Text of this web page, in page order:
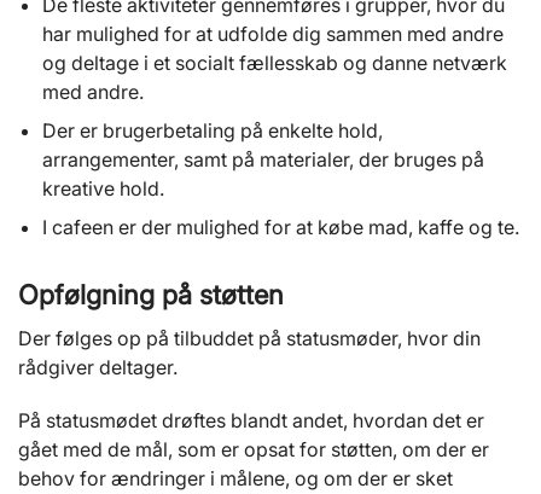
De fleste aktiviteter gennemføres i grupper, hvor du
har mulighed for at udfolde dig sammen med andre
og deltage i et socialt fællesskab og danne netværk
med andre.
Der er brugerbetaling på enkelte hold,
arrangementer, samt på materialer, der bruges på
kreative hold.
I cafeen er der mulighed for at købe mad, kaffe og te.
Opfølgning på støtten
Der følges op på tilbuddet på statusmøder, hvor din
rådgiver deltager.
På statusmødet drøftes blandt andet, hvordan det er
gået med de mål, som er opsat for støtten, om der er
behov for ændringer i målene, og om der er sket